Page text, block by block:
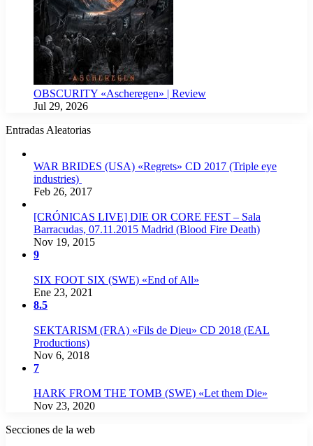
OBSCURITY «Ascheregen» | Review
Jul 29, 2026
Entradas Aleatorias
WAR BRIDES (USA) «Regrets» CD 2017 (Triple eye
industries)
Feb 26, 2017
[CRÓNICAS LIVE] DIE OR CORE FEST – Sala
Barracudas, 07.11.2015 Madrid (Blood Fire Death)
Nov 19, 2015
9
SIX FOOT SIX (SWE) «End of All»
Ene 23, 2021
8.5
SEKTARISM (FRA) «Fils de Dieu» CD 2018 (EAL
Productions)
Nov 6, 2018
7
HARK FROM THE TOMB (SWE) «Let them Die»
Nov 23, 2020
Secciones de la web